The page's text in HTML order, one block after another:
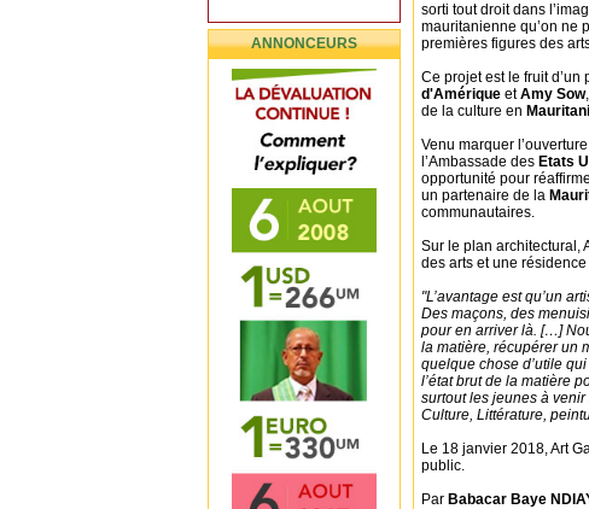
ANNONCEURS
sorti tout droit dans
mauritanienne qu’on ne
premières figures des
Ce projet est le fruit d’un
d'Amérique etAmy Sow
de la culture en
Venu marquer
l’Ambassade des Etats
opportunité pour
un partenaire de la
communautaires.
Sur le plan architectural,
des arts et une résidence
"L’avantage est qu’un
Des maçons, des
pour en arriver là. […]
la matière, récupérer un
quelque chose d’utile
l’état brut de la matière
surtout les jeunes à venir
Culture, Littérature,
Le 18 janvier 2018, Art
public.
Par Babacar Baye